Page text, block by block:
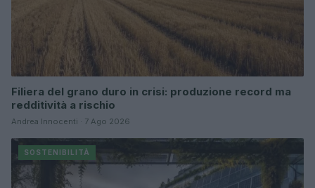
Filiera del grano duro in crisi: produzione record ma
redditività a rischio
Andrea Innocenti · 7 Ago 2026
SOSTENIBILITÀ